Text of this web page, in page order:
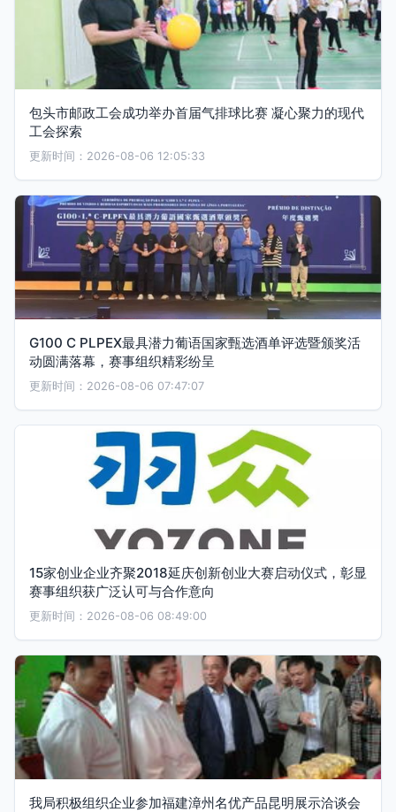
包头市邮政工会成功举办首届气排球比赛 凝心聚力的现代
工会探索
更新时间：2026-08-06 12:05:33
G100 C PLPEX最具潜力葡语国家甄选酒单评选暨颁奖活
动圆满落幕，赛事组织精彩纷呈
更新时间：2026-08-06 07:47:07
15家创业企业齐聚2018延庆创新创业大赛启动仪式，彰显
赛事组织获广泛认可与合作意向
更新时间：2026-08-06 08:49:00
我局积极组织企业参加福建漳州名优产品昆明展示洽谈会